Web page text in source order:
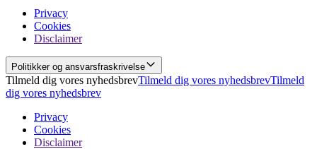
Privacy
Cookies
Disclaimer
Politikker og ansvarsfraskrivelse
Tilmeld dig vores nyhedsbrevTilmeld dig vores nyhedsbrevTilmeld
dig vores nyhedsbrev
Privacy
Cookies
Disclaimer